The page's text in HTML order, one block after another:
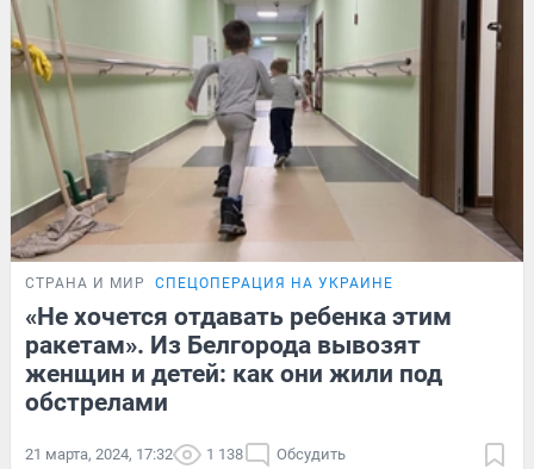
СТРАНА И МИР СПЕЦОПЕРАЦИЯ НА УКРАИНЕ
«Не хочется отдавать ребенка этим
ракетам». Из Белгорода вывозят
женщин и детей: как они жили под
обстрелами
21 марта, 2024, 17:32 1 138 Обсудить